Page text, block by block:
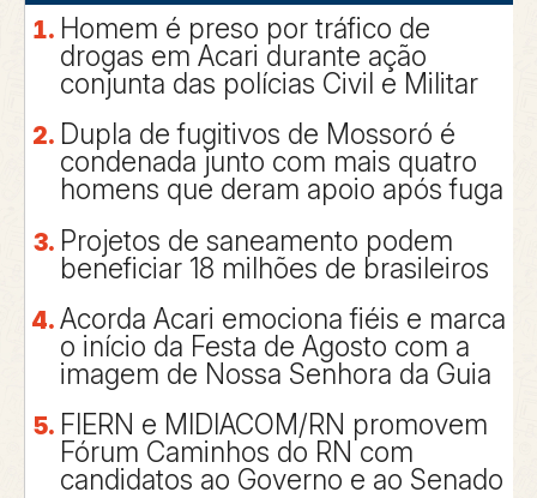
Homem é preso por tráfico de
drogas em Acari durante ação
conjunta das polícias Civil e Militar
Dupla de fugitivos de Mossoró é
condenada junto com mais quatro
homens que deram apoio após fuga
Projetos de saneamento podem
beneficiar 18 milhões de brasileiros
Acorda Acari emociona fiéis e marca
o início da Festa de Agosto com a
imagem de Nossa Senhora da Guia
FIERN e MIDIACOM/RN promovem
Fórum Caminhos do RN com
candidatos ao Governo e ao Senado